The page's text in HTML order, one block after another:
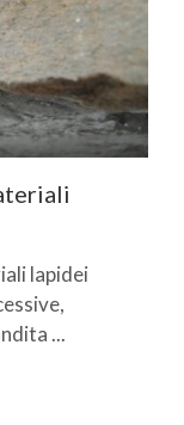
lapidei
...